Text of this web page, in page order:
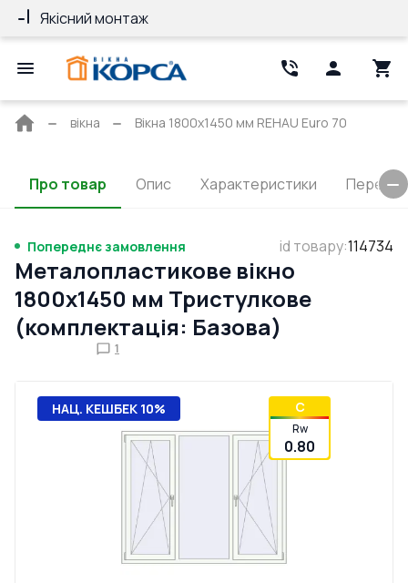
Якісний монтаж
Головна
вікна Вікна 1800x1450 мм REHAU Euro 70
Про товар Опис Характеристики
Попереднє замовлення id товару:114734
Металопластикове вікно
1800x1450 мм Тристулкове
(комплектація: Базова)
1
НАЦ. КЕШБЕК 10% C
Rw
0.80